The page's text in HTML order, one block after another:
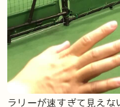
ラリーが速すぎて見えな